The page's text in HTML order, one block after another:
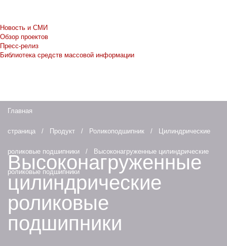
Новость и СМИ
Обзор проектов
Пресс-релиз
Библиотека средств массовой информации
Главная
страница / Продукт / Роликоподшипник / Цилиндрические
роликовые подшипники / Высоконагруженные цилиндрические
роликовые подшипники
Высоконагруженные
цилиндрические
роликовые
подшипники